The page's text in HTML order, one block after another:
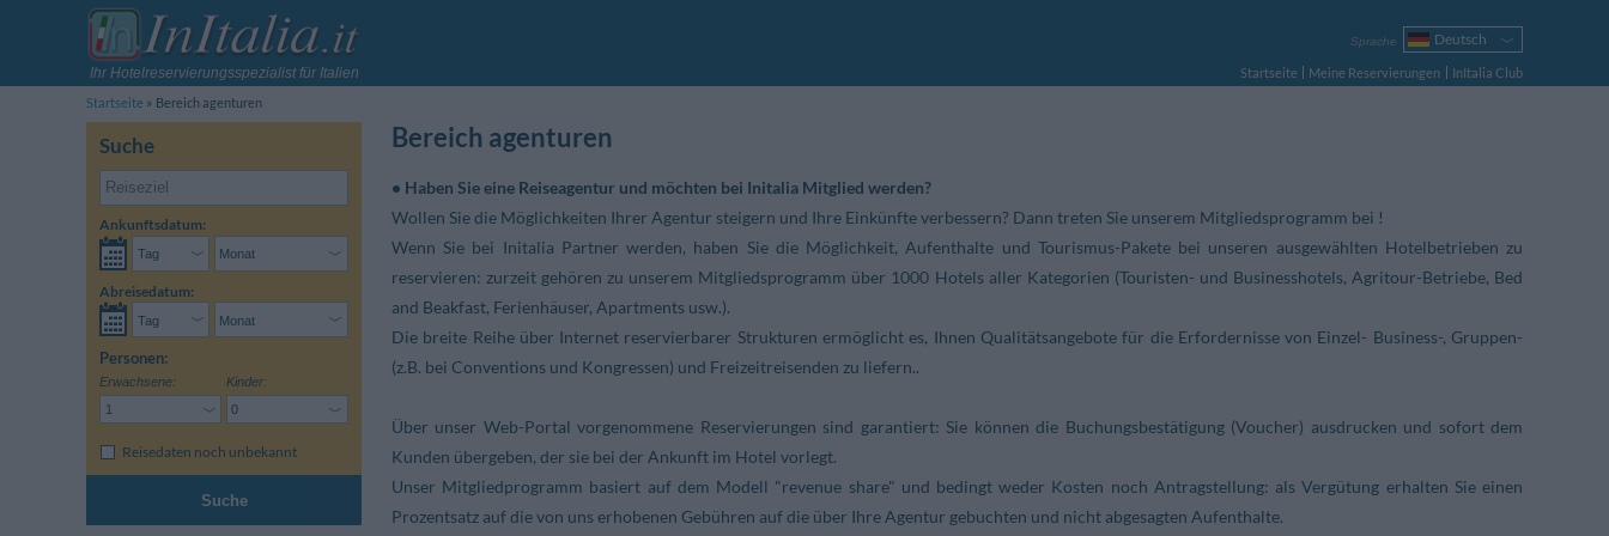
Ihr Hotelreservierungsspezialist für Italien
Sprache
Deutsch
Italiano
English
Startseite Meine Reservierungen
InItalia Club
Startseite
Bereich agenturen
Suche
Ankunftsdatum:
Abreisedatum:
Personen:
Erwachsene: Kinder:
Reisedaten noch unbekannt
Suche
Bereich agenturen
• Haben Sie eine Reiseagentur und möchten bei Initalia Mitglied werden?
Wollen Sie die Möglichkeiten Ihrer Agentur steigern und Ihre Einkünfte verbessern? Dann treten Sie unserem Mitgliedsprogramm bei !
Wenn Sie bei Initalia Partner werden, haben Sie die Möglichkeit, Aufenthalte und Tourismus-Pakete bei unseren ausgewählten Hotelbetrieben zu
reservieren: zurzeit gehören zu unserem Mitgliedsprogramm über 1000 Hotels aller Kategorien (Touristen- und Businesshotels, Agritour-Betriebe, Bed
and Beakfast, Ferienhäuser, Apartments usw.).
Die breite Reihe über Internet reservierbarer Strukturen ermöglicht es, Ihnen Qualitätsangebote für die Erfordernisse von Einzel- Business-, Gruppen-
(z.B. bei Conventions und Kongressen) und Freizeitreisenden zu liefern..
Über unser Web-Portal vorgenommene Reservierungen sind garantiert: Sie können die Buchungsbestätigung (Voucher) ausdrucken und sofort dem
Kunden übergeben, der sie bei der Ankunft im Hotel vorlegt.
Unser Mitgliedprogramm basiert auf dem Modell "revenue share" und bedingt weder Kosten noch Antragstellung: als Vergütung erhalten Sie einen
Prozentsatz auf die von uns erhobenen Gebühren auf die über Ihre Agentur gebuchten und nicht abgesagten Aufenthalte.